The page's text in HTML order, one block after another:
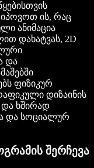
იპოვოთ ის, რაც
ანიმაცია
დახატვას, 2D
და
ფიზიკურ
დიზაინის
და ხშირად
და სოციალურ
შერჩევა